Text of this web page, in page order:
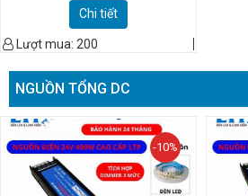
Chi tiết
Lượt mua: 200
NGUỒN TỔNG DC
-10%